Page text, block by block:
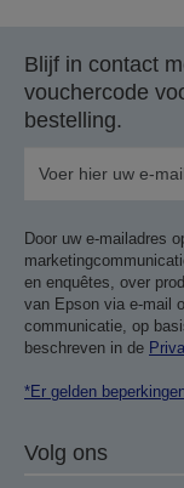
Blijf in contact
vouchercode
bestelling.
Door uw e-mailadres
en enquêtes, over
van Epson via e-mail
communicatie, op
beschreven in de
*Er gelden
Volg ons